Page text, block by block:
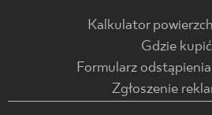
Kalkulator
Gdzie kupić
Formularz
Zgłoszenie